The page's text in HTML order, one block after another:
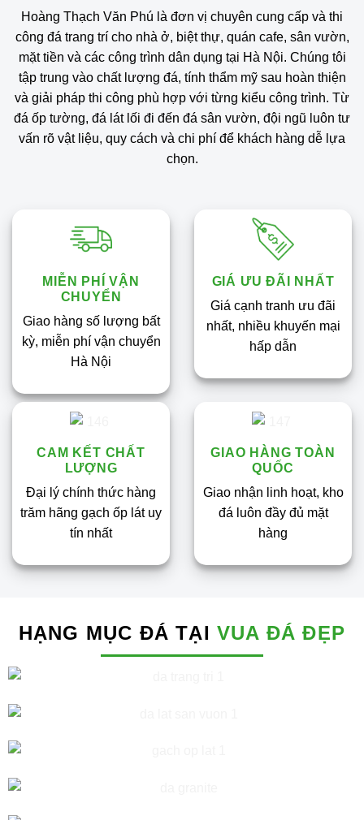
LIÊN HỆ NGAY
Hoàng Thạch Văn Phú là đơn vị chuyên cung cấp và thi
công đá trang trí cho nhà ở, biệt thự, quán cafe, sân vườn,
mặt tiền và các công trình dân dụng tại Hà Nội. Chúng tôi
tập trung vào chất lượng đá, tính thẩm mỹ sau hoàn thiện
và giải pháp thi công phù hợp với từng kiểu công trình. Từ
đá ốp tường, đá lát lối đi đến đá sân vườn, đội ngũ luôn tư
vấn rõ vật liệu, quy cách và chi phí để khách hàng dễ lựa
chọn.
MIỄN PHÍ VẬN
CHUYỂN
Giao hàng số lượng bất
kỳ, miễn phí vận chuyển
Hà Nội
GIÁ ƯU ĐÃI NHẤT
Giá cạnh tranh ưu đãi
nhất, nhiều khuyến mại
hấp dẫn
CAM KẾT CHẤT
LƯỢNG
Đại lý chính thức hàng
trăm hãng gạch ốp lát uy
tín nhất
GIAO HÀNG TOÀN
QUỐC
Giao nhận linh hoạt, kho
đá luôn đầy đủ mặt
hàng
HẠNG MỤC ĐÁ TẠI VUA ĐÁ ĐẸP